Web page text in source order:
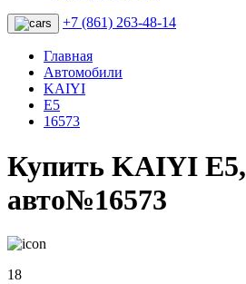
+7 (861) 263-48-14
Главная
Автомобили
KAIYI
E5
16573
Купить KAIYI E5,
авто№16573
18